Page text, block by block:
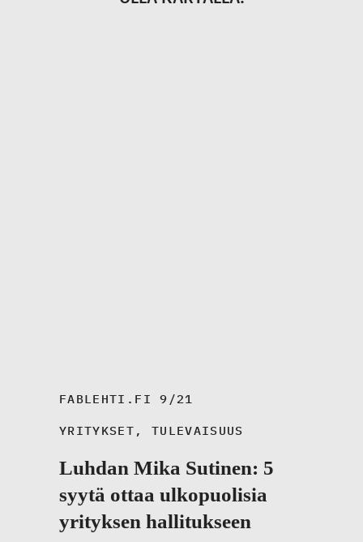
FABLEHTI.FI 9/21
YRITYKSET , TULEVAISUUS
Luhdan Mika Sutinen: 5
syytä ottaa ulkopuolisia
yrityksen hallitukseen